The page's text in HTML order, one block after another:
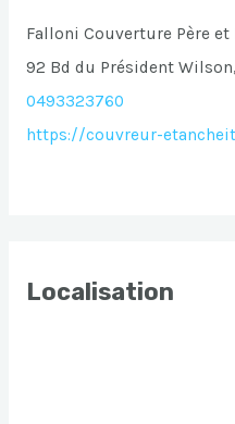
Falloni Couverture Père
92 Bd du Président
0493323760
https://couvreur-
Localisation